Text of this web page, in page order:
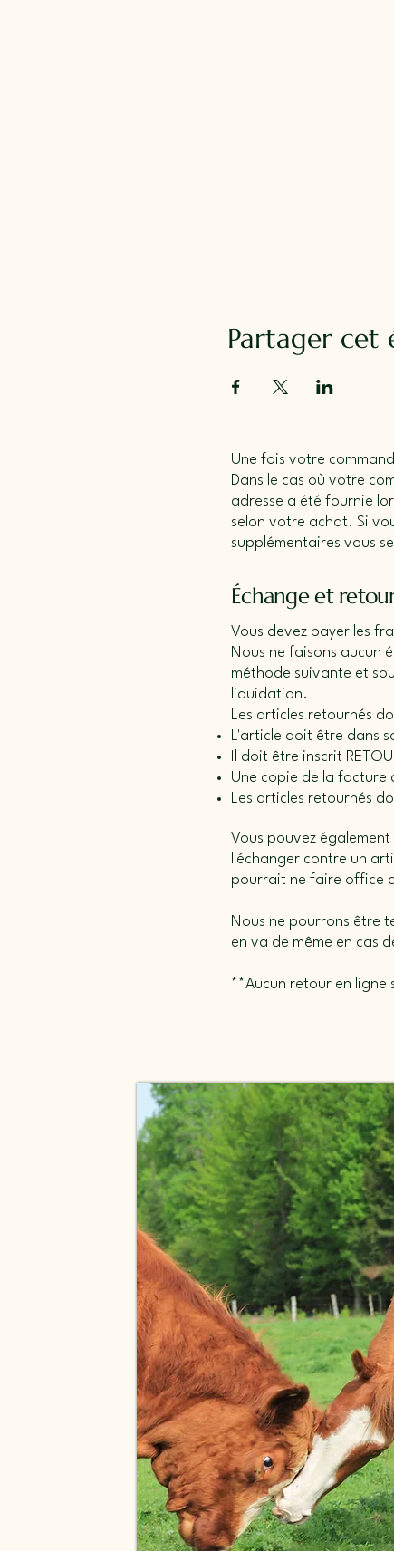
Partager cet
Une fois votre
Dans le cas où votre
adresse a été fournie
selon votre achat. Si
supplémentaires vous
Échange et
Vous devez payer les
Nous ne faisons aucun
méthode suivante et
liquidation.
Les articles retournés
L'article doit être dans
Il doit être inscrit
Une copie de la
Les articles retournés
Vous pouvez
l'échanger contre un
pourrait ne faire office
Nous ne pourrons être
en va de même en cas
**Aucun retour en ligne